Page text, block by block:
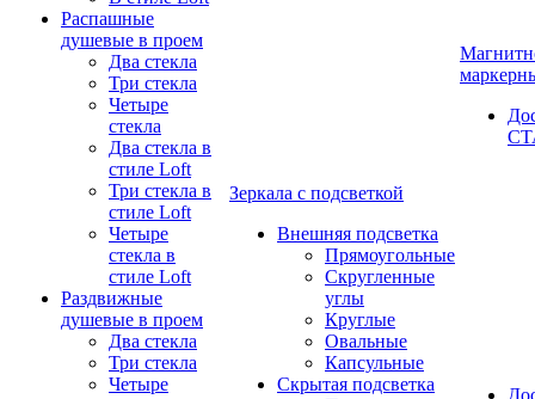
Распашные
душевые в проем
Два стекла
Три стекла
Четыре
стекла
Два стекла в
стиле Loft
Три стекла в
стиле Loft
Четыре
стекла в
стиле Loft
Раздвижные
душевые в проем
Два стекла
Три стекла
Четыре
Зеркала с подсветкой
Внешняя подсветка
Прямоугольные
Скругленные
углы
Круглые
Овальные
Капсульные
Скрытая подсветка